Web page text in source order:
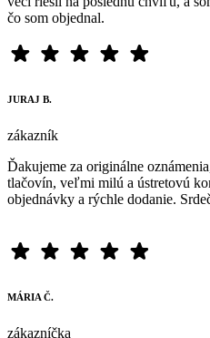
čo som objednal.
JURAJ B.
zákazník
Ďakujeme za originálne
tlačovín, veľmi milú a ústretovú
objednávky a rýchle dodanie.
MÁRIA Č.
zákazníčka